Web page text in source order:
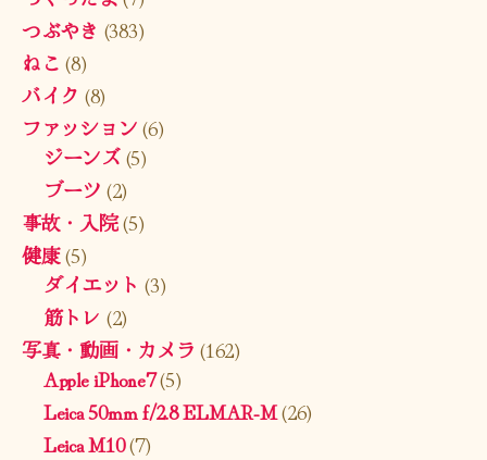
つぶやき (383)
ねこ (8)
バイク (8)
ファッション(6)
ジーンズ(5)
ブーツ (2)
事故・入院(5)
健康(5)
ダイエット (3)
筋トレ (2)
写真・動画・カメラ (162)
Apple iPhone7(5)
Leica 50mm f/2.8 ELMAR-M(26)
Leica M10(7)